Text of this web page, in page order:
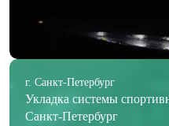
г. Санкт-Петербург
Укладка системы
Санкт-Петербург